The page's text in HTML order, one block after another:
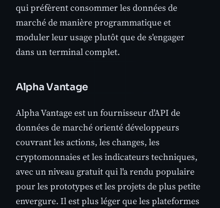
qui préfèrent consommer les données de
marché de manière programmatique et
moduler leur usage plutôt que de s'engager
dans un terminal complet.
Alpha Vantage
Alpha Vantage est un fournisseur d'API de
données de marché orienté développeurs
couvrant les actions, les changes, les
cryptomonnaies et les indicateurs techniques,
avec un niveau gratuit qui l'a rendu populaire
pour les prototypes et les projets de plus petite
envergure. Il est plus léger que les plateformes